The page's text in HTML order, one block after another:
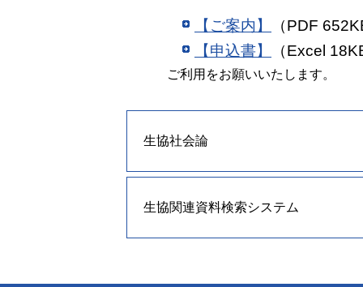
【ご案内】
（PDF
【申込書】
（Excel
ご利用をお願いいたします。
生協社会論
生協関連資料検索システム